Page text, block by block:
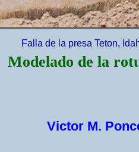
Falla de la presa Teton,
Modelado de la
Victor M.